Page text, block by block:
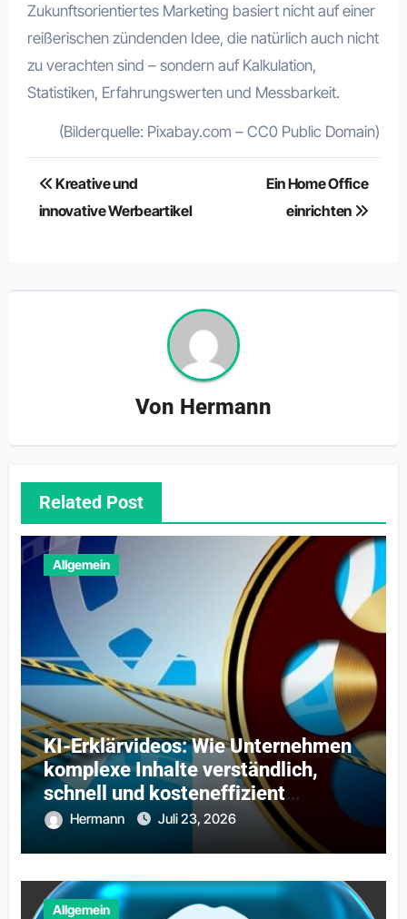
Zukunftsorientiertes Marketing basiert nicht auf einer
reißerischen zündenden Idee, die natürlich auch nicht
zu verachten sind – sondern auf Kalkulation,
Statistiken, Erfahrungswerten und Messbarkeit.
(Bilderquelle: Pixabay.com – CC0 Public Domain)
Beitragsnavigation
Kreative und
innovative Werbeartikel
Ein Home Office
einrichten
Von Hermann
Related Post
Allgemein
KI-Erklärvideos: Wie Unternehmen
komplexe Inhalte verständlich,
schnell und kosteneffizient
vermitteln
Hermann Juli 23, 2026
Allgemein